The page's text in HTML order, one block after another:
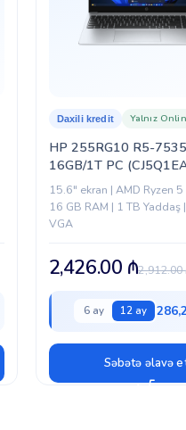
HP 255RG10 R5-
16GB/1T PC
Daxili kredit Yalnız
15.6″ ekran | AMD Ryzen
16 GB RAM | 1 TB Yaddaş
VGA
2,912.00
2,426.00 ₼
6 ay 12 ay
Səbətə əlavə